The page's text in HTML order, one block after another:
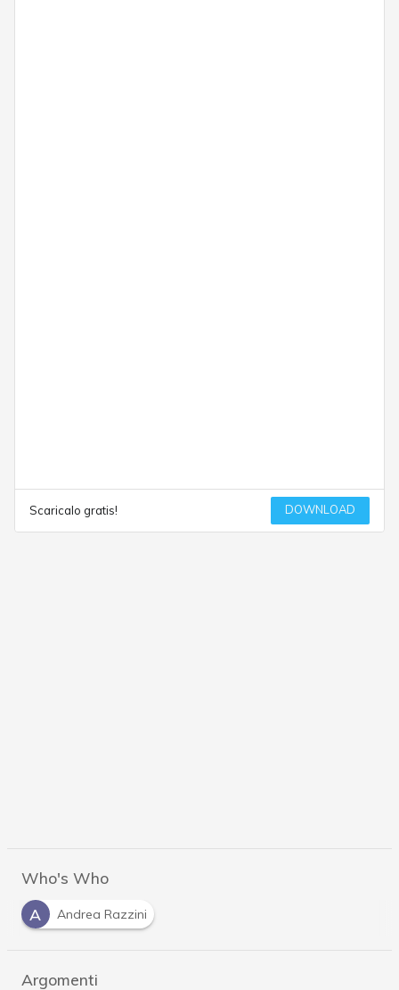
Scaricalo gratis! DOWNLOAD
Who's Who
A
Andrea Razzini
Argomenti